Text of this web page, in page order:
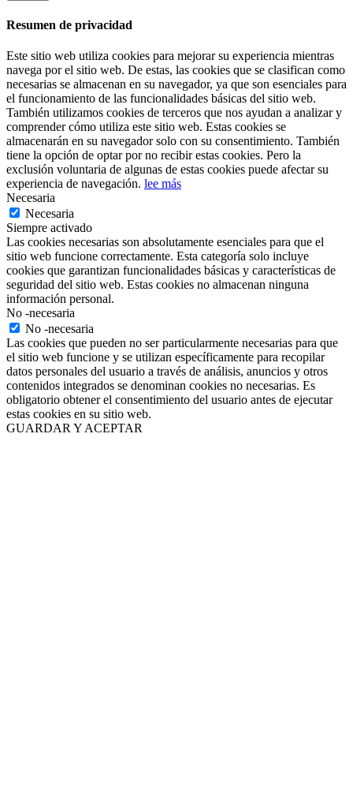
Resumen de privacidad
Este sitio web utiliza cookies para mejorar su experiencia mientras
navega por el sitio web. De estas, las cookies que se clasifican como
necesarias se almacenan en su navegador, ya que son esenciales para
el funcionamiento de las funcionalidades básicas del sitio web.
También utilizamos cookies de terceros que nos ayudan a analizar y
comprender cómo utiliza este sitio web. Estas cookies se
almacenarán en su navegador solo con su consentimiento. También
tiene la opción de optar por no recibir estas cookies. Pero la
exclusión voluntaria de algunas de estas cookies puede afectar su
experiencia de navegación. lee más
Necesaria
Necesaria
Siempre activado
Las cookies necesarias son absolutamente esenciales para que el
sitio web funcione correctamente. Esta categoría solo incluye
cookies que garantizan funcionalidades básicas y características de
seguridad del sitio web. Estas cookies no almacenan ninguna
información personal.
No -necesaria
No -necesaria
Las cookies que pueden no ser particularmente necesarias para que
el sitio web funcione y se utilizan específicamente para recopilar
datos personales del usuario a través de análisis, anuncios y otros
contenidos integrados se denominan cookies no necesarias. Es
obligatorio obtener el consentimiento del usuario antes de ejecutar
estas cookies en su sitio web.
GUARDAR Y ACEPTAR